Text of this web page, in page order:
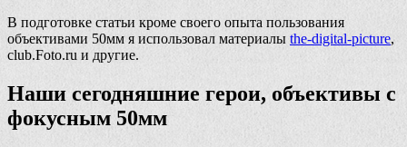
В подготовке статьи кроме своего опыта пользования
объективами 50мм я использовал материалы the-digital-picture,
club.Foto.ru и другие.
Наши сегодняшние герои, объективы с
фокусным 50мм